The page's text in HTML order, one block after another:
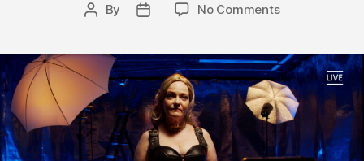
Post
By
Post
No Commentson
–
NINNI
KORKALON
MISSION
SELF
LOVE